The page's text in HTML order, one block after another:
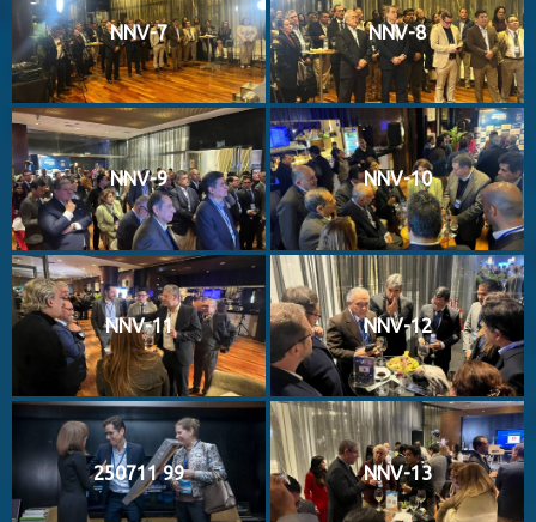
NNV-7 NNV-8
NNV-9 NNV-10
NNV-11 NNV-12
250711 99 NNV-13